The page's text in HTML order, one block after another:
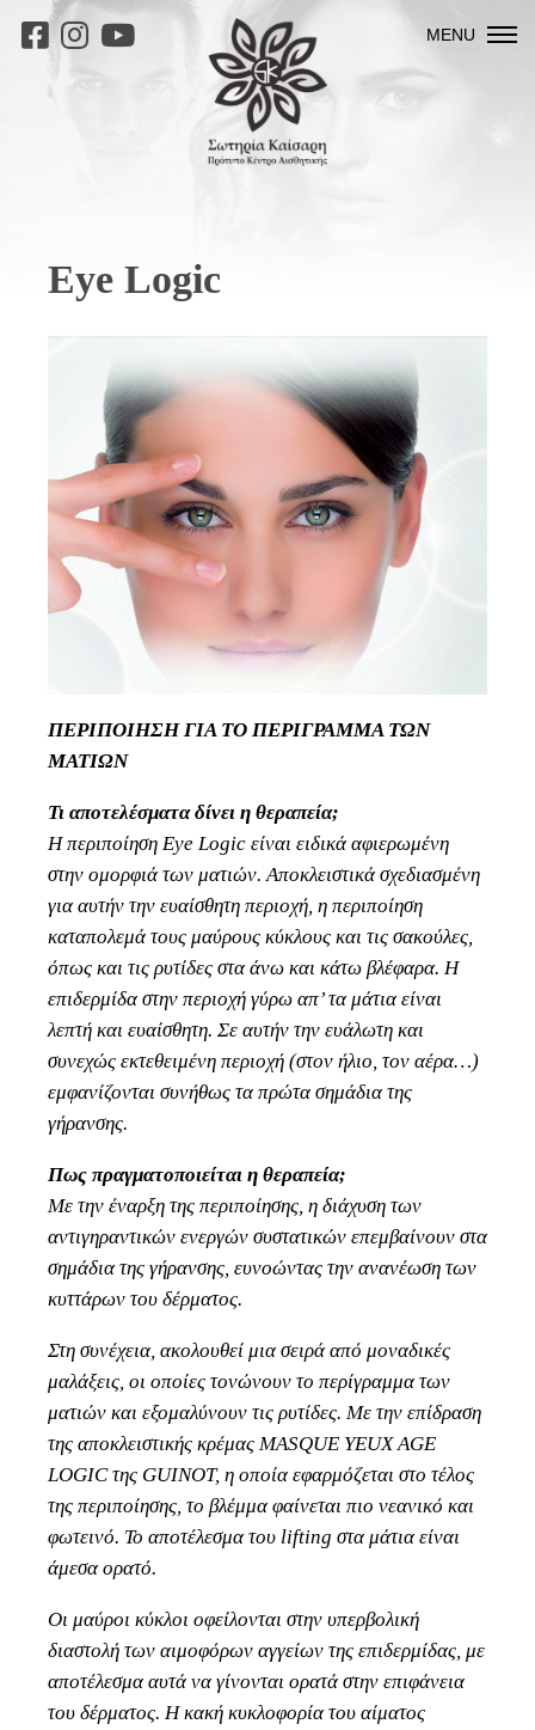
MENU
Eye Logic
ΠΕΡΙΠΟΙΗΣΗ ΓΙΑ ΤΟ ΠΕΡΙΓΡΑΜΜΑ ΤΩΝ
ΜΑΤΙΩΝ
Τι αποτελέσματα δίνει η θεραπεία;
Η περιποίηση Eye Logic είναι ειδικά αφιερωμένη
στην ομορφιά των ματιών. Αποκλειστικά σχεδιασμένη
για αυτήν την ευαίσθητη περιοχή, η περιποίηση
καταπολεμά τους μαύρους κύκλους και τις σακούλες,
όπως και τις ρυτίδες στα άνω και κάτω βλέφαρα. Η
επιδερμίδα στην περιοχή γύρω απ’ τα μάτια είναι
λεπτή και ευαίσθητη. Σε αυτήν την ευάλωτη και
συνεχώς εκτεθειμένη περιοχή (στον ήλιο, τον αέρα…)
εμφανίζονται συνήθως τα πρώτα σημάδια της
γήρανσης.
Πως πραγματοποιείται η θεραπεία;
Με την έναρξη της περιποίησης, η διάχυση των
αντιγηραντικών ενεργών συστατικών επεμβαίνουν στα
σημάδια της γήρανσης, ευνοώντας την ανανέωση των
κυττάρων του δέρματος.
Στη συνέχεια, ακολουθεί μια σειρά από μοναδικές
μαλάξεις, οι οποίες τονώνουν το περίγραμμα των
ματιών και εξομαλύνουν τις ρυτίδες. Με την επίδραση
της αποκλειστικής κρέμας MASQUE YEUX AGE
LOGIC της GUINOT, η οποία εφαρμόζεται στο τέλος
της περιποίησης, το βλέμμα φαίνεται πιο νεανικό και
φωτεινό. Το αποτέλεσμα του lifting στα μάτια είναι
άμεσα ορατό.
Οι μαύροι κύκλοι οφείλονται στην υπερβολική
διαστολή των αιμοφόρων αγγείων της επιδερμίδας, με
αποτέλεσμα αυτά να γίνονται ορατά στην επιφάνεια
του δέρματος. Η κακή κυκλοφορία του αίματος